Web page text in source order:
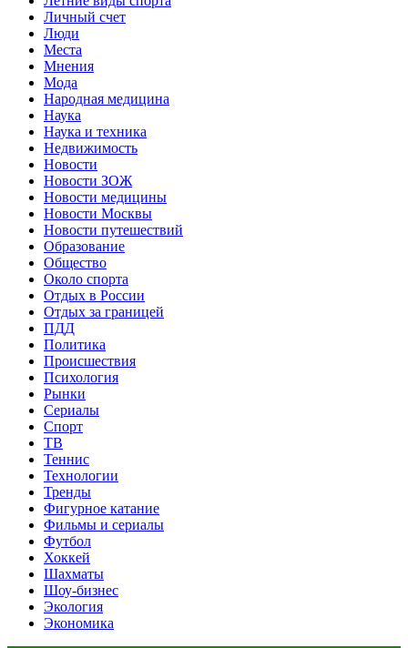
Личный счет
Люди
Места
Мнения
Мода
Народная медицина
Наука
Наука и техника
Недвижимость
Новости
Новости ЗОЖ
Новости медицины
Новости Москвы
Новости путешествий
Образование
Общество
Около спорта
Отдых в России
Отдых за границей
ПДД
Политика
Происшествия
Психология
Рынки
Сериалы
Спорт
ТВ
Теннис
Технологии
Тренды
Фигурное катание
Фильмы и сериалы
Футбол
Хоккей
Шахматы
Шоу-бизнес
Экология
Экономика